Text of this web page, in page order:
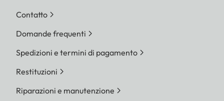
Contatto
Domande frequenti
Spedizioni e termini di pagamento
Restituzioni
Riparazioni e manutenzione